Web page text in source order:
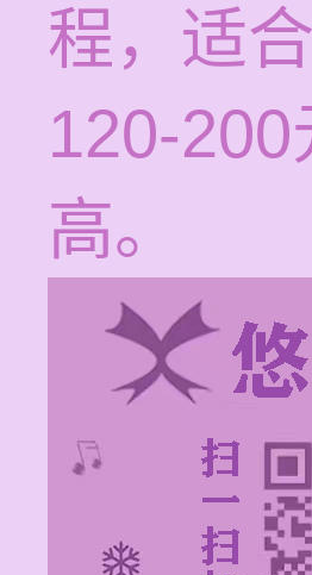
程，适
120-
高。